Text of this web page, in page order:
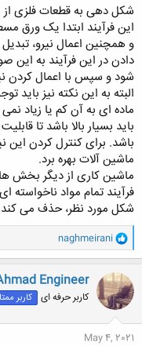
شکل دهی به قطعات فلزی از
این فرآیند ابتدا یک ورق
و همچنین اعمال نیرو،
دادن در این فرآیند به
شود و سپس با اعمال کردن
البته به این نکته نیز باید
ماده ای به آن کم یا زیاد
باید بسیار بالا باشد تا
باشد. برای کنترل کردن این
ماشین آلات بهره برد.
ماشین کاری از دیگر بخش
فرآیند تمام مواد ناخواسته
شکل مورد نظر، حذف می
و
ا
ک
ن
ش
ه
ا
naghmeirani
Engineer
کاربر حرفه ای کاربر
May 4, 2021